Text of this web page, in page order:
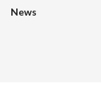
News